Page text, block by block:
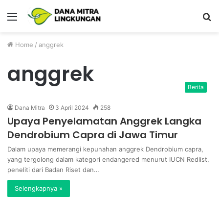
Menu
Home / anggrek
anggrek Berita
Dana Mitra 3 April 2024 258
Upaya Penyelamatan Anggrek Langka
Dendrobium Capra di Jawa Timur
Dalam upaya memerangi kepunahan anggrek Dendrobium capra,
yang tergolong dalam kategori endangered menurut IUCN Redlist,
peneliti dari Badan Riset dan…
Selengkapnya »